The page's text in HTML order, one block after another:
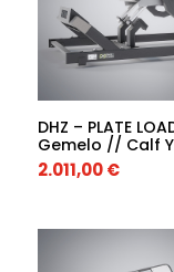
DHZ – PLATE
Gemelo // Calf
2.011,00€